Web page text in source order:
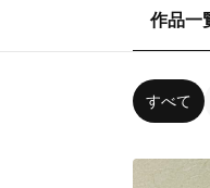
作品一
すべて